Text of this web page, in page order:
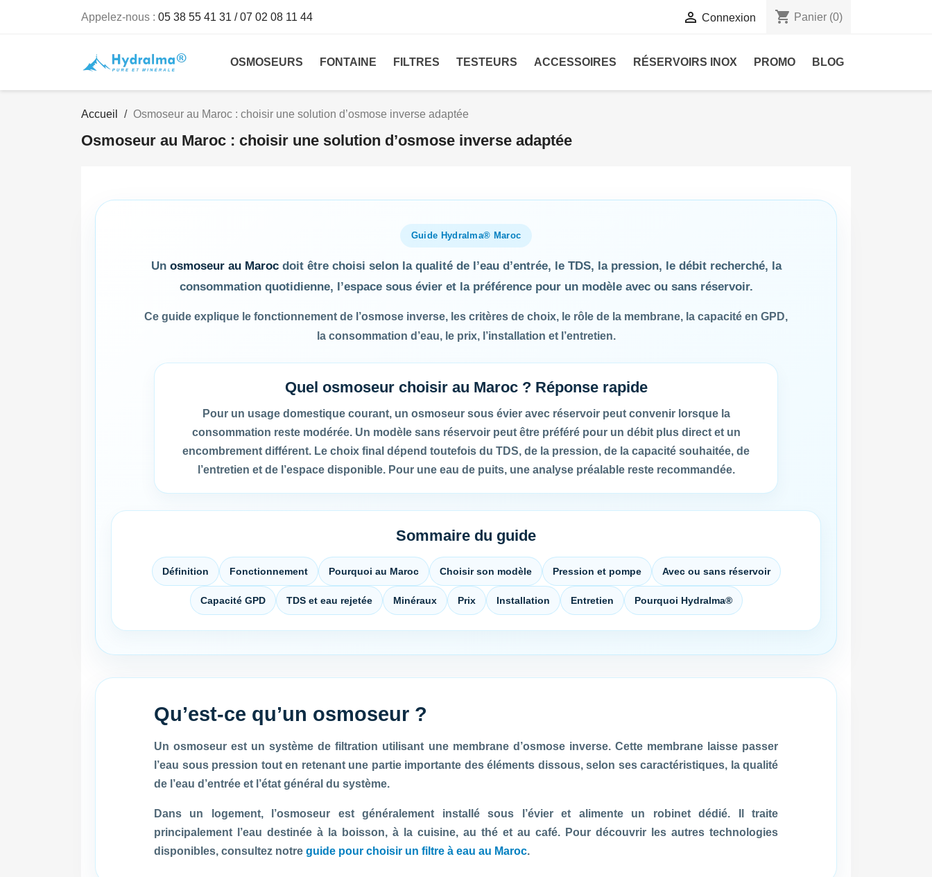
Appelez-nous : 05 38 55 41 31 / 07 02 08 11 44  Connexion shopping_cart Panier (0)
OSMOSEURS FONTAINE FILTRES TESTEURS ACCESSOIRES RÉSERVOIRS INOX PROMO BLOG
Accueil Osmoseur au Maroc : choisir une solution d’osmose inverse adaptée
Osmoseur au Maroc : choisir une solution d’osmose inverse adaptée
Guide Hydralma® Maroc
Un osmoseur au Marocdoit être choisi selon la qualité de l’eau d’entrée, le TDS, la pression, le débit recherché, la
consommation quotidienne, l’espace sous évier et la préférence pour un modèle avec ou sans réservoir.
Ce guide explique le fonctionnement de l’osmose inverse, les critères de choix, le rôle de la membrane, la capacité en GPD,
la consommation d’eau, le prix, l’installation et l’entretien.
Quel osmoseur choisir au Maroc ? Réponse rapide
Pour un usage domestique courant, un osmoseur sous évier avec réservoir peut convenir lorsque la
consommation reste modérée. Un modèle sans réservoir peut être préféré pour un débit plus direct et un
encombrement différent. Le choix final dépend toutefois du TDS, de la pression, de la capacité souhaitée, de
l’entretien et de l’espace disponible. Pour une eau de puits, une analyse préalable reste recommandée.
Sommaire du guide
Définition Fonctionnement Pourquoi au Maroc Choisir son modèle Pression et pompe Avec ou sans réservoir
Capacité GPD TDS et eau rejetée Minéraux Prix Installation Entretien Pourquoi Hydralma®
Qu’est-ce qu’un osmoseur ?
Un osmoseur est un système de filtration utilisant une membrane d’osmose inverse. Cette membrane laisse passer
l’eau sous pression tout en retenant une partie importante des éléments dissous, selon ses caractéristiques, la qualité
de l’eau d’entrée et l’état général du système.
Dans un logement, l’osmoseur est généralement installé sous l’évier et alimente un robinet dédié. Il traite
principalement l’eau destinée à la boisson, à la cuisine, au thé et au café. Pour découvrir les autres technologies
disponibles, consultez notre guide pour choisir un filtre à eau au Maroc.